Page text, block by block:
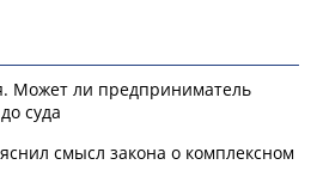
Может ли предприниматель
суда
смысл закона о комплексном